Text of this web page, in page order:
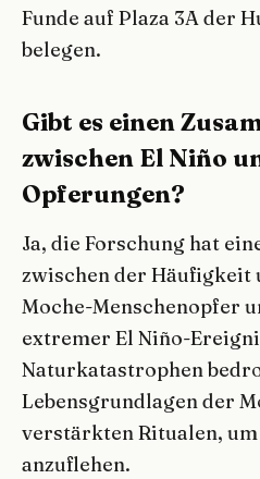
Funde auf Plaza 3A der
belegen.
Gibt es einen
zwischen El Niño
Opferungen?
Ja, die Forschung hat
zwischen der Häufigkeit
Moche-Menschenopfer
extremer El Niño-
Naturkatastrophen
Lebensgrundlagen der
verstärkten Ritualen,
anzuflehen.